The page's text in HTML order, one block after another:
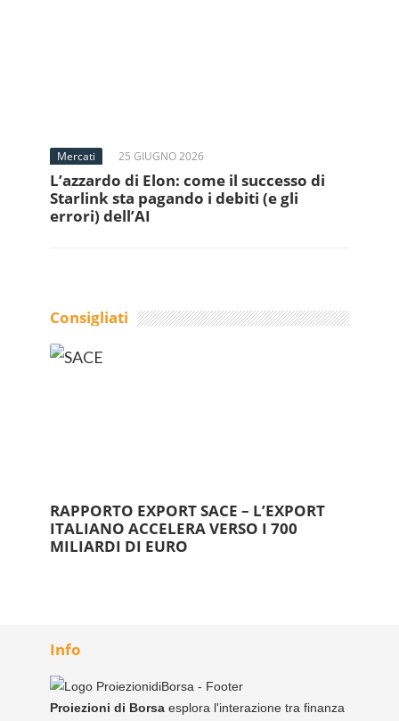
Mercati 25 GIUGNO 2026
L’azzardo di Elon: come il successo di
Starlink sta pagando i debiti (e gli
errori) dell’AI
Consigliati
RAPPORTO EXPORT SACE – L’EXPORT
ITALIANO ACCELERA VERSO I 700
MILIARDI DI EURO
Info
Proiezioni di Borsa esplora l'interazione tra finanza